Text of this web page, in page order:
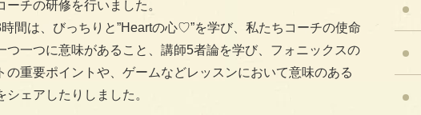
チの研修を行いました。
間は、びっちりと”Heartの心♡”を学び、私たちコーチの使命
つ一つに意味があること、講師5者論を学び、フォニックスの
の重要ポイントや、ゲームなどレッスンにおいて意味のある
ェアしたりしました。